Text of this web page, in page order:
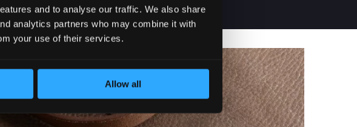
and to analyse our traffic. We also share
analytics partners who may combine it with
your use of their services.
Allow all